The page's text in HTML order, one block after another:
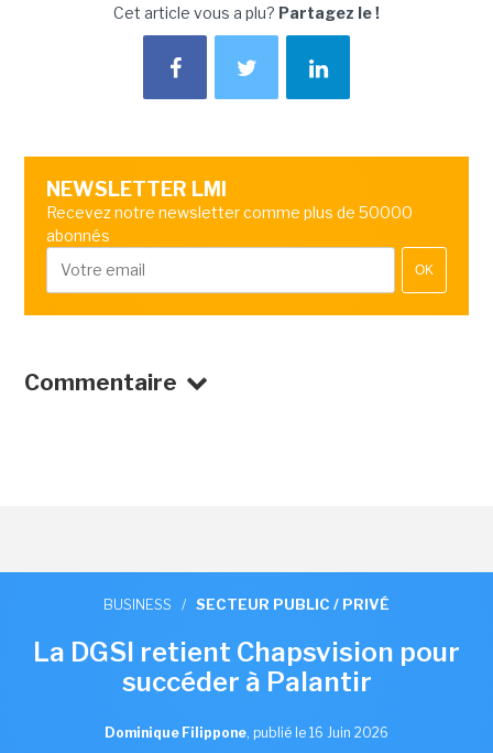
Cet article vous a plu? Partagez le !
NEWSLETTER LMI
Recevez notre newsletter comme plus de 50000
abonnés
OK
Commentaire
BUSINESS / SECTEUR PUBLIC / PRIVÉ
La DGSI retient Chapsvision pour
succéder à Palantir
Dominique Filippone, publié le 16 Juin 2026